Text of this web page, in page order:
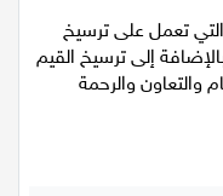
التي تعمل على ترسيخ
إلى ترسيخ القيم
والتعاون والرحمة